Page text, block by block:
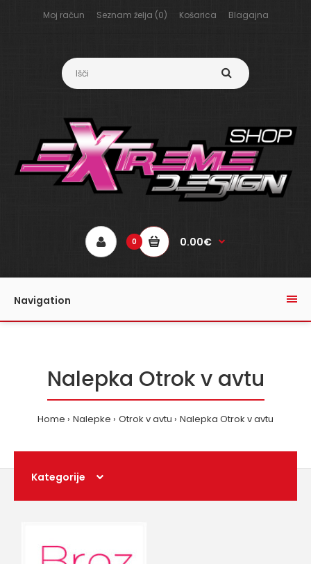
Moj račun Seznam želja (0) Košarica Blagajna
0 0.00€
Navigation
Nalepka Otrok v avtu
Home Nalepke Otrok v avtu Nalepka Otrok v avtu
Kategorije